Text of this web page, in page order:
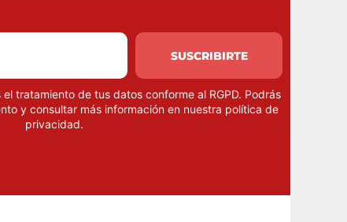
SUSCRIBIRTE
tratamiento de tus datos conforme al RGPD. Podrás
y consultar más información en nuestra política de
privacidad.